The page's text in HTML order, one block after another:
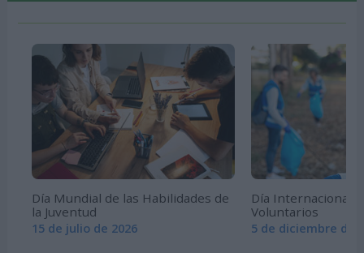
Día Mundial de las Habilidades de
la Juventud
15 de julio de 2026
Día Internacional
Voluntarios
5 de diciembre de